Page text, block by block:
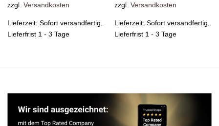
zzgl. Versandkosten
Lieferzeit: Sofort versandfertig,
Lieferfrist 1 - 3 Tage
zzgl. Versandkosten
Lieferzeit: Sofort versandfertig,
Lieferfrist 1 - 3 Tage